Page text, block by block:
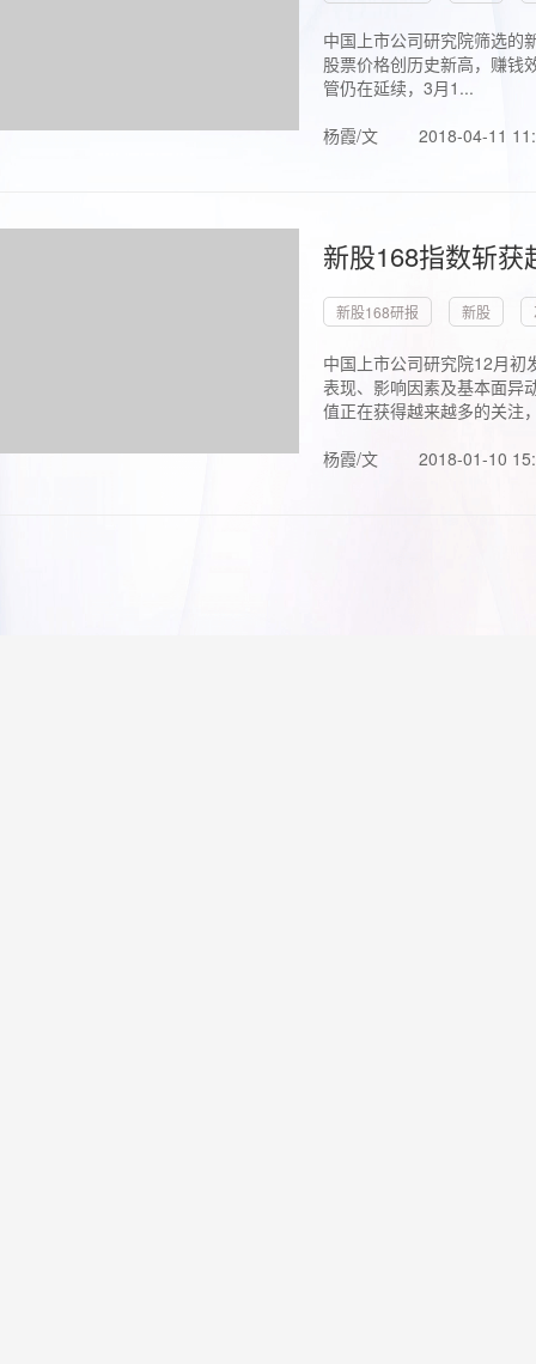
中国上市公司研究院筛选的
股票价格创历史新高，赚钱
管仍在延续，3月1...
杨霞/文
2018-04-11
新股168指数斩
新股168研报 新股
中国上市公司研究院12月初
表现、影响因素及基本面异
值正在获得越来越多的关注
杨霞/文
2018-01-10